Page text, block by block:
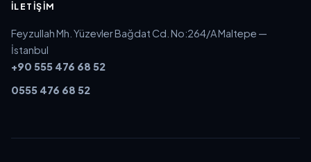
İLETIŞIM
Feyzullah Mh. Yüzevler Bağdat Cd. No:264/A Maltepe —
İstanbul
+90 555 476 68 52
0555 476 68 52